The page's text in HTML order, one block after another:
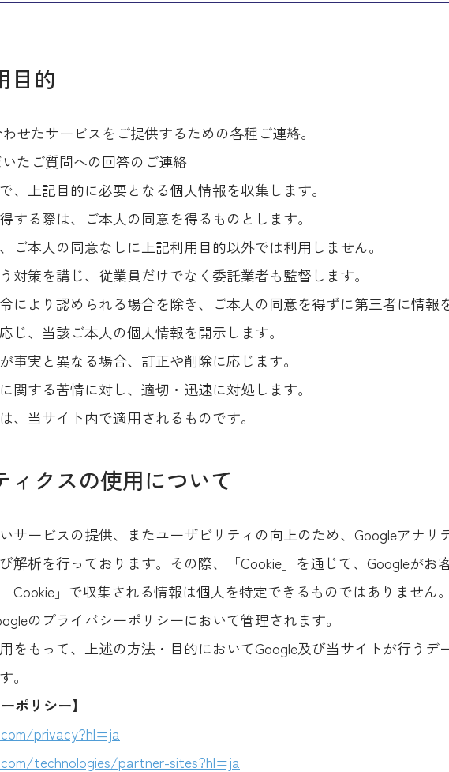
目的
せたサービスをご提供するための各種ご連絡。
たご質問への回答のご連絡
、上記目的に必要となる個人情報を収集します。
する際は、ご本人の同意を得るものとします。
ご本人の同意なしに上記利用目的以外では利用しません。
対策を講じ、従業員だけでなく委託業者も監督します。
により認められる場合を除き、ご本人の同意を得ずに第三者に情報
じ、当該ご本人の個人情報を開示します。
事実と異なる場合、訂正や削除に応じます。
関する苦情に対し、適切・迅速に対処します。
、当サイト内で適用されるものです。
ィクスの使用について
サービスの提供、またユーザビリティの向上のため、Googleアナ
解析を行っております。その際、「Cookie」を通じて、Googleがお
Cookie」で収集される情報は個人を特定できるものではありません。
のプライバシーポリシーにおいて管理されます。
をもって、上述の方法・目的においてGoogle及び当サイトが行う
。
ポリシー】
privacy?hl=ja
technologies/partner-sites?hl=ja